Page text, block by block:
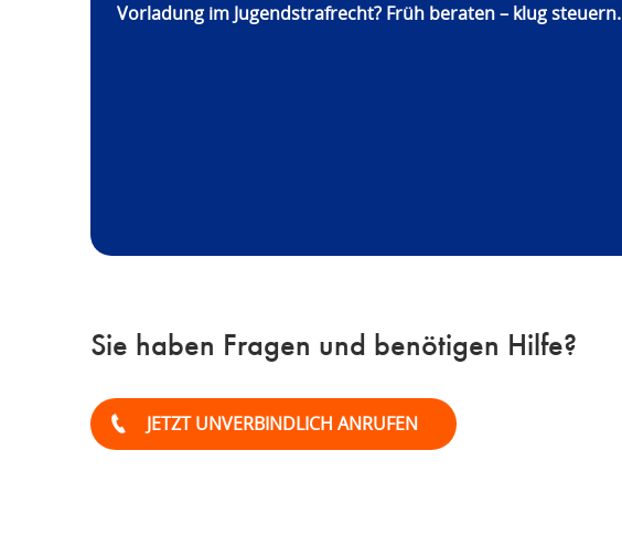
Vorladung im Jugendstrafrecht? Früh beraten – klug steuern.
Sie haben Fragen und benötigen Hilfe?
JETZT UNVERBINDLICH ANRUFEN